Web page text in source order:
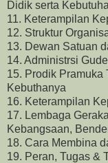
Didik serta
11. Keterampilan
12. Struktur
13. Dewan Satuan
14. Administrsi
15. Prodik Pramuka
Kebuthanya
16. Keterampilan
17. Lembaga
Kebangsaan,
18. Cara Membina
19. Peran, Tugas &